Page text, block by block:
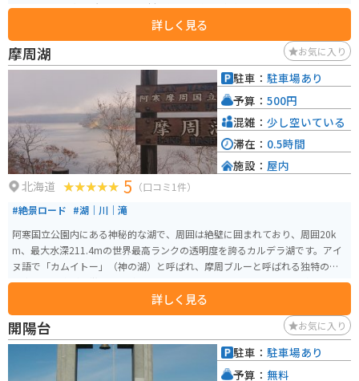
物を販売する直売所や、地元食材を使った料理を提供するレストランがあり
ます。お土産探しやランチにも最適です。また、大樹町の宇宙開発に関する展
示や、周辺の観光情報を入手できるコーナーもあります。 バイクで訪れる場
合、道の駅には広々とした駐車場が完備されているので安心です。太平洋沿
いの道を走る爽快なツーリングの休憩地点として、ぜひ立ち寄ってみてくだ
詳しく見る
摩周湖 お気に入り
北海道 5 （口コミ1件）
#絶景ロード #湖｜川｜滝
阿寒国立公園内にある神秘的な湖で、周囲は絶壁に囲まれており、周囲20k
m、最大水深211.4mの世界最高ランクの透明度を誇るカルデラ湖です。アイ
ヌ語で「カムイトー」（神の湖）と呼ばれ、摩周ブルーと呼ばれる独特の深
い青色の湖水が特徴です。 摩周湖は霧に覆われることもあり「霧の摩周湖」
とも呼ばれます。摩周湖は周辺を特別保護地区として保護されていて、風のな
い夜は真っ暗闇で星を見るのに最適な場所です。「摩周湖星紀行」という専
属ガイドによる星空の観察ツアーも開催されています 第一展望台は観光バス
が来たり、お土産の施設などもあるので人が多く、料金もかかりますが、バ
イクも車も停めやすくゆっくりと休憩できます。
詳しく見る
駐車： 駐車場あり
予算： 500円
混雑： 少し空いている
滞在： 0.5時間
施設： 屋内
開陽台 お気に入り
駐車： 駐車場あり
予算： 無料